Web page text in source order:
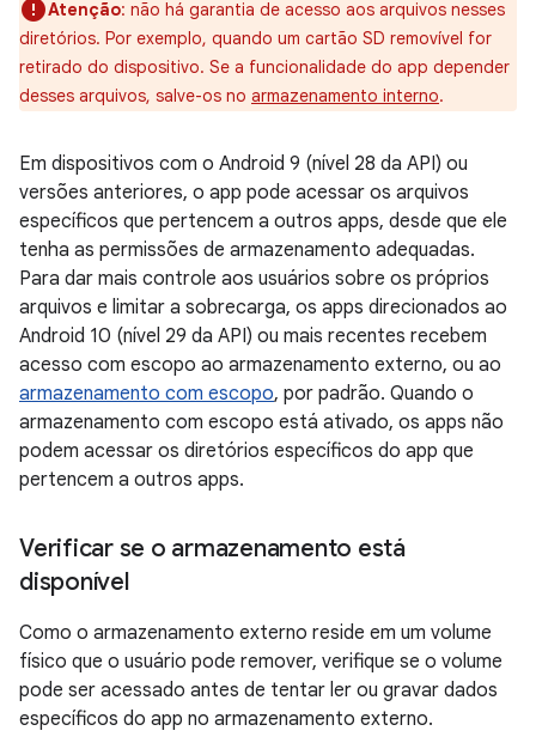
Atenção: não há garantia de acesso aos arquivos nesses
diretórios. Por exemplo, quando um cartão SD removível for
retirado do dispositivo. Se a funcionalidade do app depender
desses arquivos, salve-os no armazenamento interno.
Em dispositivos com o Android 9 (nível 28 da API) ou
versões anteriores, o app pode acessar os arquivos
específicos que pertencem a outros apps, desde que ele
tenha as permissões de armazenamento adequadas.
Para dar mais controle aos usuários sobre os próprios
arquivos e limitar a sobrecarga, os apps direcionados ao
Android 10 (nível 29 da API) ou mais recentes recebem
acesso com escopo ao armazenamento externo, ou ao
armazenamento com escopo, por padrão. Quando o
armazenamento com escopo está ativado, os apps não
podem acessar os diretórios específicos do app que
pertencem a outros apps.
Verificar se o armazenamento está
disponível
Como o armazenamento externo reside em um volume
físico que o usuário pode remover, verifique se o volume
pode ser acessado antes de tentar ler ou gravar dados
específicos do app no armazenamento externo.